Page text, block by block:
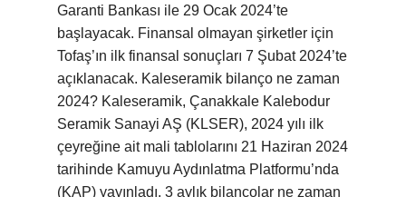
Garanti Bankası ile 29 Ocak 2024’te
başlayacak. Finansal olmayan şirketler için
Tofaş’ın ilk finansal sonuçları 7 Şubat 2024’te
açıklanacak. Kaleseramik bilanço ne zaman
2024? Kaleseramik, Çanakkale Kalebodur
Seramik Sanayi AŞ (KLSER), 2024 yılı ilk
çeyreğine ait mali tablolarını 21 Haziran 2024
tarihinde Kamuyu Aydınlatma Platformu’nda
(KAP) yayınladı. 3 aylık bilançolar ne zaman